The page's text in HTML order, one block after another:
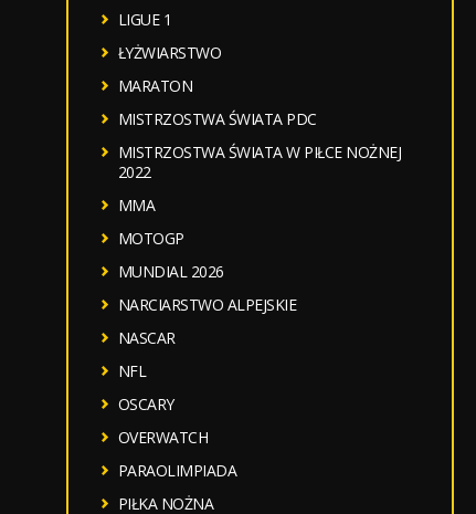
LIGUE 1
ŁYŻWIARSTWO
MARATON
MISTRZOSTWA ŚWIATA PDC
MISTRZOSTWA ŚWIATA W PIŁCE NOŻNEJ
2022
MMA
MOTOGP
MUNDIAL 2026
NARCIARSTWO ALPEJSKIE
NASCAR
NFL
OSCARY
OVERWATCH
PARAOLIMPIADA
PIŁKA NOŻNA